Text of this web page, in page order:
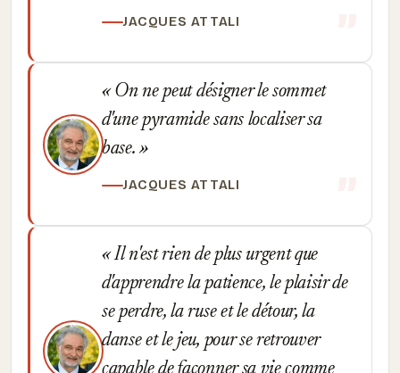
JACQUES ATTALI
On ne peut désigner le sommet
d'une pyramide sans localiser sa
base.
JACQUES ATTALI
Il n'est rien de plus urgent que
d'apprendre la patience, le plaisir de
se perdre, la ruse et le détour, la
danse et le jeu, pour se retrouver